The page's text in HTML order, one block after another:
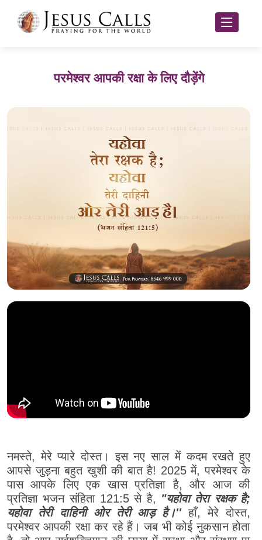
परमेश्वर आपकी रक्षा के लिए दौड़ेंगे
नमस्ते, मेरे प्यारे दोस्त। इस नए साल में कदम रखते हुए
आपसे जुड़ना बहुत खुशी की बात है! 2025 में, परमेश्वर के
पास आपके लिए एक खास प्रतिज्ञा है, और आज की
प्रतिज्ञा भजन संहिता 121:5 से है, "यहोवा तेरा रक्षक है;
यहोवा तेरी दाहिनी ओर तेरी आड़ है।''हाँ, मेरे दोस्त,
परमेश्वर आपकी रक्षा कर रहे हैं। जब भी कोई नुकसान होता